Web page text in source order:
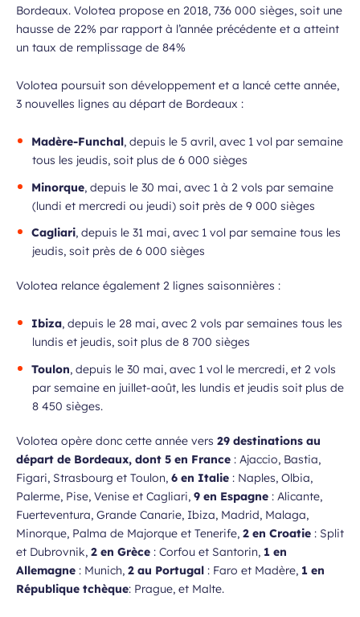
Bordeaux. Volotea propose en 2018, 736 000 sièges, soit une
hausse de 22% par rapport à l’année précédente et a atteint
un taux de remplissage de 84%
Volotea poursuit son développement et a lancé cette année,
3 nouvelles lignes au départ de Bordeaux :
Madère-Funchal, depuis le 5 avril, avec 1 vol par semaine
tous les jeudis, soit plus de 6 000 sièges
Minorque, depuis le 30 mai, avec 1 à 2 vols par semaine
(lundi et mercredi ou jeudi) soit près de 9 000 sièges
Cagliari, depuis le 31 mai, avec 1 vol par semaine tous les
jeudis, soit près de 6 000 sièges
Volotea relance également 2 lignes saisonnières :
Ibiza, depuis le 28 mai, avec 2 vols par semaines tous les
lundis et jeudis, soit plus de 8 700 sièges
Toulon, depuis le 30 mai, avec 1 vol le mercredi, et 2 vols
par semaine en juillet-août, les lundis et jeudis soit plus de
8 450 sièges.
Volotea opère donc cette année vers 29 destinations au
départ de Bordeaux, dont 5 en France : Ajaccio, Bastia,
Figari, Strasbourg et Toulon, 6 en Italie : Naples, Olbia,
Palerme, Pise, Venise et Cagliari, 9 en Espagne : Alicante,
Fuerteventura, Grande Canarie, Ibiza, Madrid, Malaga,
Minorque, Palma de Majorque et Tenerife, 2 en Croatie : Split
et Dubrovnik, 2 en Grèce : Corfou et Santorin, 1 en
Allemagne : Munich, 2 au Portugal : Faro et Madère, 1 en
République tchèque: Prague, et Malte.